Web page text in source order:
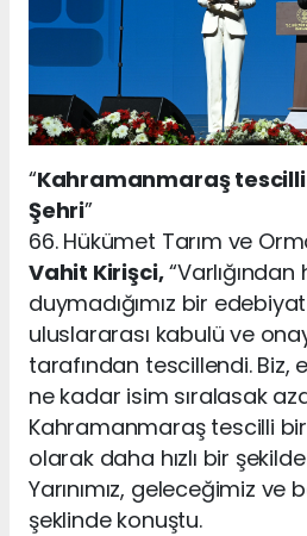
“Kahramanmaraş
Şehri”
66. Hükümet Tarım ve
Vahit Kirişci,
duymadığımız bir
uluslararası kabulü ve
tarafından tescillendi. Biz,
ne kadar isim sıralasak
Kahramanmaraş tescilli bir
olarak daha hızlı bir
Yarınımız, geleceğimiz ve
şeklinde konuştu.